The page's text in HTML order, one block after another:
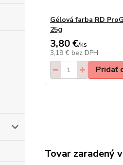
Gélová farba RD
25g
3,80 €/ks
3,19 € bez DPH
Pridať
Tovar zaradený